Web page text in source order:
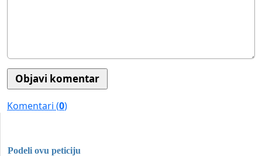
Komentari (0)
Podeli ovu peticiju